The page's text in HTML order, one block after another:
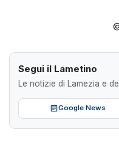
Segui il Lametino
Le notizie di Lamezia e
Google News